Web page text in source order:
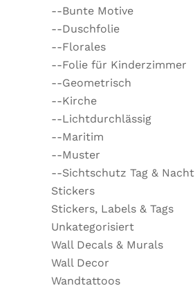
--Bunte Motive
--Duschfolie
--Florales
--Folie für Kinderzimmer
--Geometrisch
--Kirche
--Lichtdurchlässig
--Maritim
--Muster
--Sichtschutz Tag & Nacht
Stickers
Stickers, Labels & Tags
Unkategorisiert
Wall Decals & Murals
Wall Decor
Wandtattoos